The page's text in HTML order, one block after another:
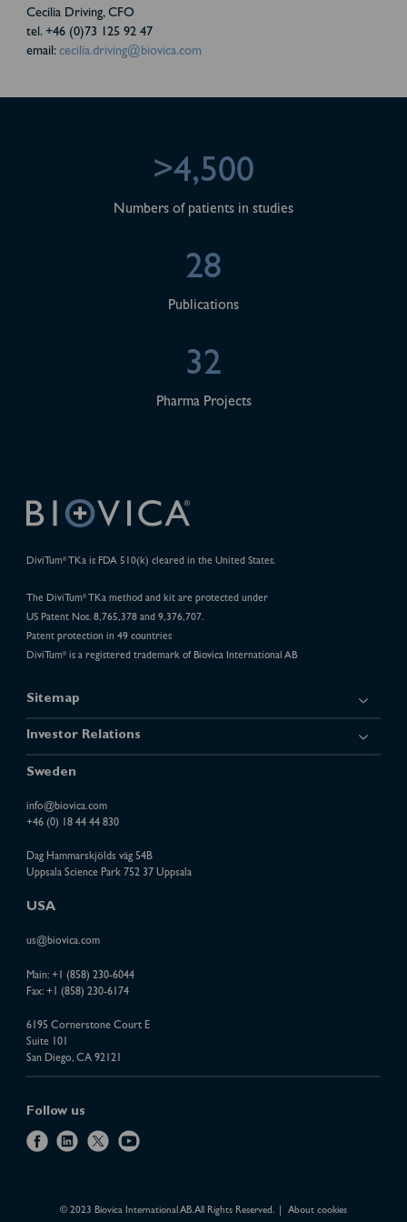
Cecilia Driving, CFO
tel. +46 (0)73 125 92 47
email: cecilia.driving@biovica.com
>4,500
Numbers of patients in studies
28
Publications
32
Pharma Projects
DiviTum®TKa is FDA 510(k) cleared in the United States.
The DiviTum®TKa method and kit are protected under
US Patent Nos. 8,765,378 and 9,376,707.
Patent protection in 49 countries
DiviTum®is a registered trademark of Biovica International AB
Sitemap
Investor Relations
Sweden
info@biovica.com
+46 (0) 18 44 44 830
Dag Hammarskjölds väg 54B
Uppsala Science Park 752 37 Uppsala
USA
us@biovica.com
Main: +1 (858) 230-6044
Fax: +1 (858) 230-6174
6195 Cornerstone Court E
Suite 101
San Diego, CA 92121
Follow us
f
l
k
x
y
t
© 2023 Biovica International AB. All Rights Reserved. About cookies